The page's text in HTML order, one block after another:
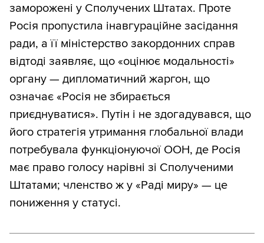
заморожені у Сполучених Штатах. Проте
Росія пропустила інавгураційне засідання
ради, а її міністерство закордонних справ
відтоді заявляє, що «оцінює модальності»
органу — дипломатичний жаргон, що
означає «Росія не збирається
приєднуватися». Путін і не здогадувався, що
його стратегія утримання глобальної влади
потребувала функціонуючої ООН, де Росія
має право голосу нарівні зі Сполученими
Штатами; членство ж у «Раді миру» — це
пониження у статусі.